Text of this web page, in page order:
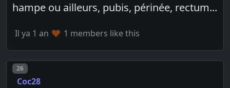
hampe ou ailleurs, pubis, périnée, rectum...
Il ya 1 an 1 members like this
Post number
26
Coc28